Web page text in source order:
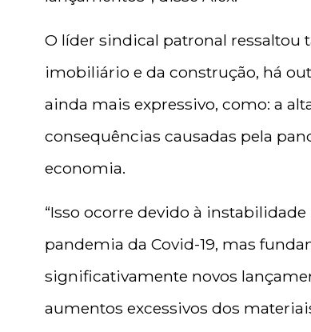
O líder sindical patronal ressaltou
imobiliário e da construção, há
ainda mais expressivo, como: a
consequências causadas pela
economia.
“Isso ocorre devido à
pandemia da Covid-19, mas
significativamente novos
aumentos excessivos dos